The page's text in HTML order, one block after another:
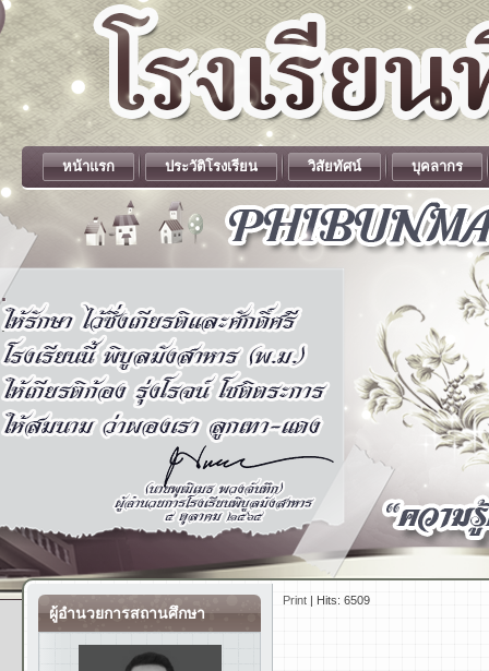
.
.
หน้าแรก ประวัติโรงเรียน วิสัยทัศน์ บุคลากร
ผู้อำนวยการสถานศึกษา
Print | Hits: 6509